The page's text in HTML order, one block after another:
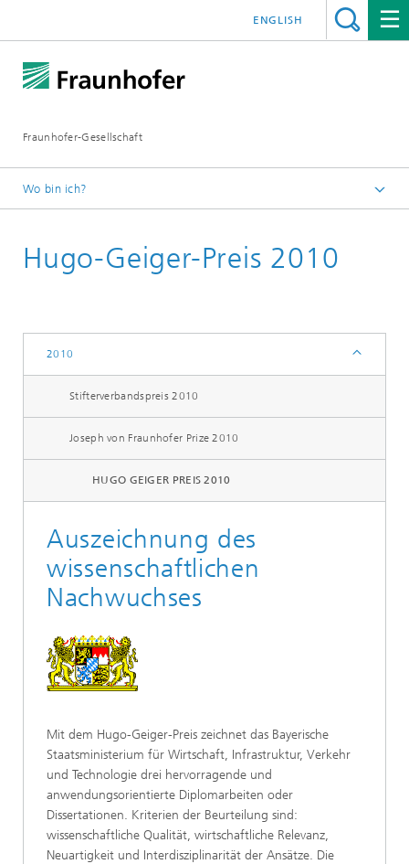
Fraunhofer-Gesellschaft
ENGLISH
Wo bin ich?
Über Fraunhofer
Hugo-Geiger-Preis 2010
2010
Stifterverbandspreis 2010
Joseph von Fraunhofer Prize 2010
HUGO GEIGER PREIS 2010
Auszeichnung des
wissenschaftlichen
Nachwuchses
Mit dem Hugo-Geiger-Preis zeichnet das Bayerische
Staatsministerium für Wirtschaft, Infrastruktur, Verkehr
und Technologie drei hervorragende und
anwendungsorientierte Diplomarbeiten oder
Dissertationen. Kriterien der Beurteilung sind:
wissenschaftliche Qualität, wirtschaftliche Relevanz,
Neuartigkeit und Interdisziplinarität der Ansätze. Die